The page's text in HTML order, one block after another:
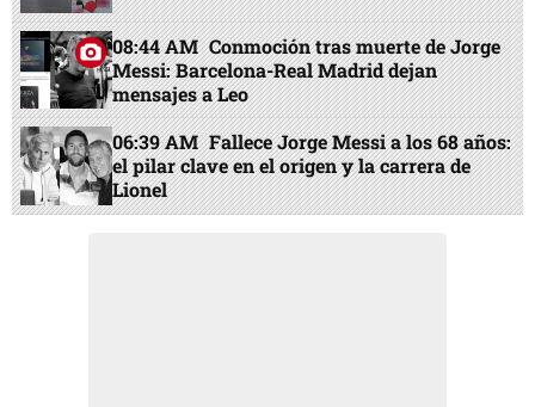
08:44 AM Conmoción tras muerte de Jorge
Messi: Barcelona-Real Madrid dejan
mensajes a Leo
06:39 AM Fallece Jorge Messi a los 68 años:
el pilar clave en el origen y la carrera de
Lionel